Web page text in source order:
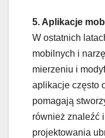
5. Aplikacje
W ostatnich
mobilnych i
mierzeniu i
aplikacje często
pomagają
również znaleźć
projektowania